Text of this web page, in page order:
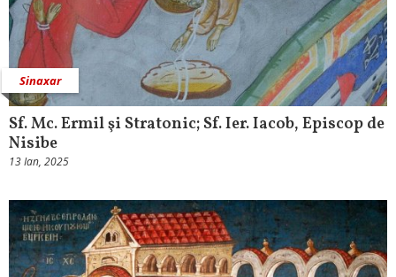
Sinaxar
Sf. Mc. Ermil şi Stratonic; Sf. Ier. Iacob, Episcop de
Nisibe
13 Ian, 2025